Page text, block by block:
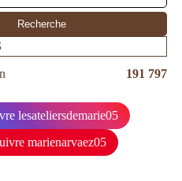
191 797
lesateliersdemarie05
marienarvaez05